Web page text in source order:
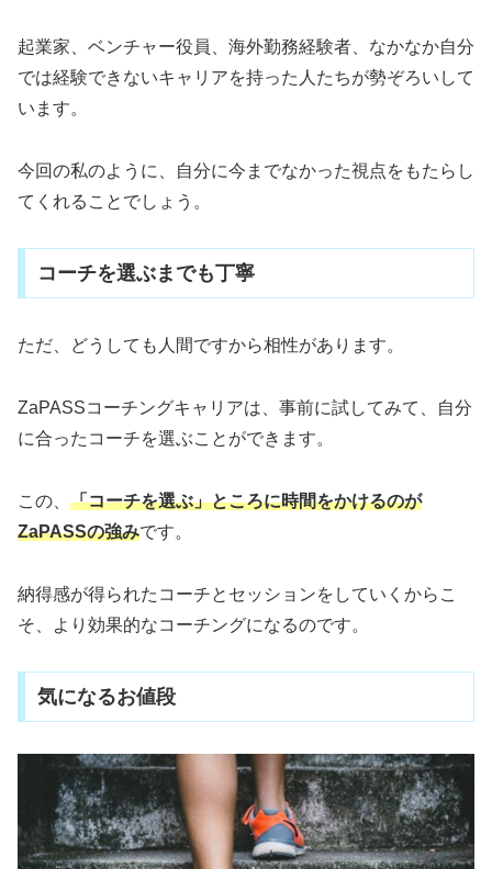
起業家、ベンチャー役員、海外勤務経験者、なかなか自分
では経験できないキャリアを持った人たちが勢ぞろいして
います。
今回の私のように、自分に今までなかった視点をもたらし
てくれることでしょう。
コーチを選ぶまでも丁寧
ただ、どうしても人間ですから相性があります。
ZaPASSコーチングキャリアは、事前に試してみて、自分
に合ったコーチを選ぶことができます。
この、 「コーチを選ぶ」ところに時間をかけるのが
ZaPASSの強みです。
納得感が得られたコーチとセッションをしていくからこ
そ、より効果的なコーチングになるのです。
気になるお値段